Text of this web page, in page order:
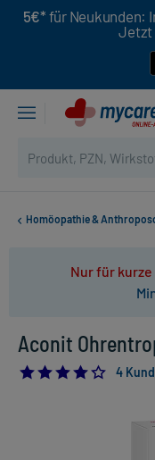
5€* für Neukunden:
Jetzt
Homöopathie &
Nur für
Aconit
3.75
4